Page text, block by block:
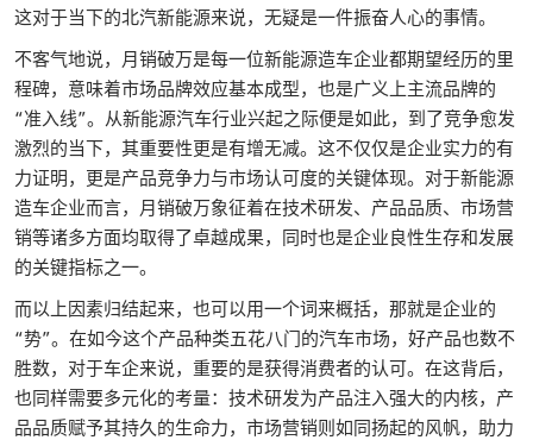
这对于当下的北汽新能源来说，无疑是一件振奋人心的事情。
不客气地说，月销破万是每一位新能源造车企业都期望经历的里
程碑，意味着市场品牌效应基本成型，也是广义上主流品牌的
“准入线”。从新能源汽车行业兴起之际便是如此，到了竞争愈发
激烈的当下，其重要性更是有增无减。这不仅仅是企业实力的有
力证明，更是产品竞争力与市场认可度的关键体现。对于新能源
造车企业而言，月销破万象征着在技术研发、产品品质、市场营
销等诸多方面均取得了卓越成果，同时也是企业良性生存和发展
的关键指标之一。
而以上因素归结起来，也可以用一个词来概括，那就是企业的
“势”。在如今这个产品种类五花八门的汽车市场，好产品也数不
胜数，对于车企来说，重要的是获得消费者的认可。在这背后，
也同样需要多元化的考量：技术研发为产品注入强大的内核，产
品品质赋予其持久的生命力，市场营销则如同扬起的风帆，助力